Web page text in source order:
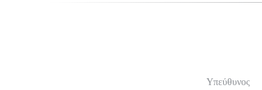
Υπεύθυνος